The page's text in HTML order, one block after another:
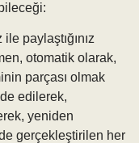
paylaştığınız
otomatik olarak,
parçası olmak
edilerek,
yeniden
gerçekleştirilen her